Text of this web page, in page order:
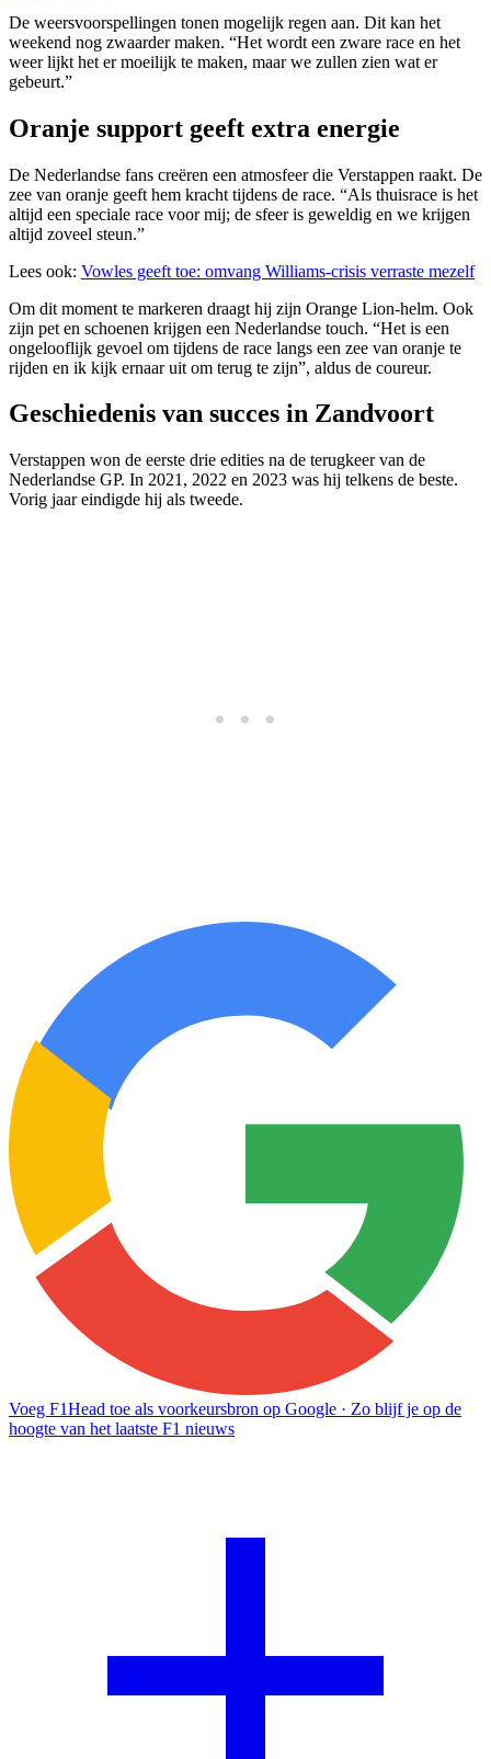
De weersvoorspellingen tonen mogelijk regen aan. Dit kan het
weekend nog zwaarder maken. “Het wordt een zware race en het
weer lijkt het er moeilijk te maken, maar we zullen zien wat er
gebeurt.”
Oranje support geeft extra energie
De Nederlandse fans creëren een atmosfeer die Verstappen raakt. De
zee van oranje geeft hem kracht tijdens de race. “Als thuisrace is het
altijd een speciale race voor mij; de sfeer is geweldig en we krijgen
altijd zoveel steun.”
Lees ook: Vowles geeft toe: omvang Williams-crisis verraste mezelf
Om dit moment te markeren draagt hij zijn Orange Lion-helm. Ook
zijn pet en schoenen krijgen een Nederlandse touch. “Het is een
ongelooflijk gevoel om tijdens de race langs een zee van oranje te
rijden en ik kijk ernaar uit om terug te zijn”, aldus de coureur.
Geschiedenis van succes in Zandvoort
Verstappen won de eerste drie edities na de terugkeer van de
Nederlandse GP. In 2021, 2022 en 2023 was hij telkens de beste.
Vorig jaar eindigde hij als tweede.
Voeg F1Head toe als voorkeursbron op Google · Zo blijf je op de
hoogte van het laatste F1 nieuws